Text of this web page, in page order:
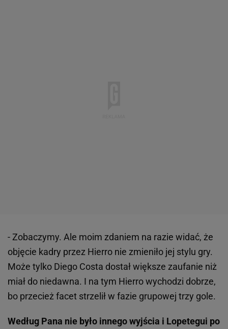
- Zobaczymy. Ale moim zdaniem na razie widać, że
objęcie kadry przez Hierro nie zmieniło jej stylu gry.
Może tylko Diego Costa dostał większe zaufanie niż
miał do niedawna. I na tym Hierro wychodzi dobrze,
bo przecież facet strzelił w fazie grupowej trzy gole.
Według Pana nie było innego wyjścia i Lopetegui po